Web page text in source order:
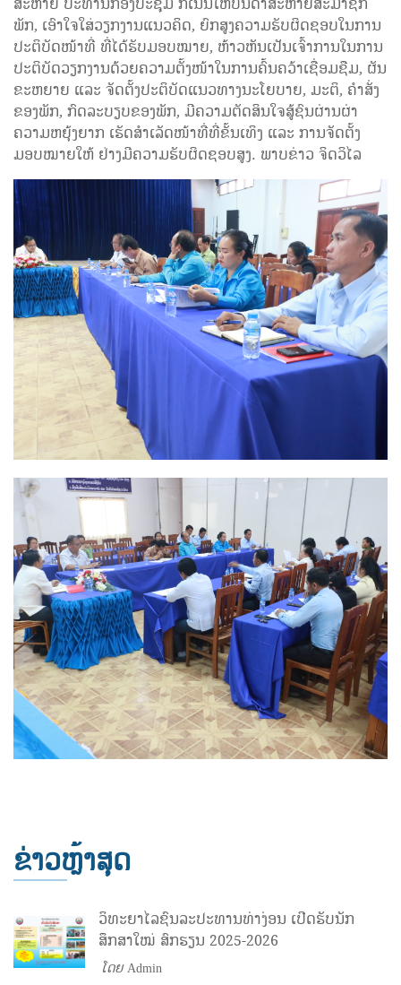
ພັກ, ເອົາໃຈໃສ່ວຽກງານແນວຄິດ, ຍົກສູງຄວາມຮັບຜິດຊອບໃນການ
ປະຕິບັດໜ້າທີ່ ທີ່ໄດ້ຮັບມອບໝາຍ, ຫ້າວຫັນເປັນເຈົ້າການໃນການ
ປະຕິບັດວຽກງານດ້ວຍຄວາມຕັ້ງໜ້າໃນການຄົ້ນຄວ້າເຊື່ອມຊືມ, ຜັນ
ຂະຫຍາຍ ແລະ ຈັດຕັ້ງປະຕິບັດແນວທາງນະໂຍບາຍ, ມະຕິ, ຄໍາສັ່ງ
ຂອງພັກ, ກົດລະບຽບຂອງພັກ, ມີຄວາມຕັດສິນໃຈສູ້ຊົນຜ່ານຜ່າ
ຄວາມຫຍຸ້ງຍາກ ເຮັດສໍາເລັດໜ້າທີ່ທີ່ຂັ້ນເທິງ ແລະ ການຈັດຕັ້ງ
ມອບໝາຍໃຫ້ ຢ່າງມີຄວາມຮັບຜິດຊອບສູງ. ພາບຂ່າວ ຈິດວິໄລ
ຂ່າວຫຼ້າສຸດ
ວິທະຍາໄລຊົນລະປະທານທ່າງ່ອນ ເປີດຮັບນັກ
ສຶກສາໃໝ່ ສົກຮຽນ 2025-2026
ໂດຍ Admin